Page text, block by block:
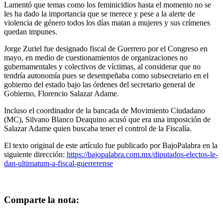
Lamentó que temas como los feminicidios hasta el momento no se
les ha dado la importancia que se merece y pese a la alerte de
violencia de género todos los días matan a mujeres y sus crímenes
quedan impunes.
Jorge Zuriel fue designado fiscal de Guerrero por el Congreso en
mayo, en medio de cuestionamientos de organizaciones no
gubernamentales y colectivos de víctimas, al considerar que no
tendría autonomía pues se desempeñaba como subsecretario en el
gobierno del estado bajo las órdenes del secretario general de
Gobierno, Florencio Salazar Adame.
Incluso el coordinador de la bancada de Movimiento Ciudadano
(MC), Silvano Blanco Deaquino acusó que era una imposición de
Salazar Adame quien buscaba tener el control de la Fiscalía.
El texto original de este artículo fue publicado por BajoPalabra en la
siguiente dirección: https://bajopalabra.com.mx/diputados-electos-le-
dan-ultimatum-a-fiscal-guerrerense
Comparte la nota: